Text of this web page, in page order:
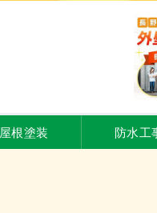
屋根塗装 防水工